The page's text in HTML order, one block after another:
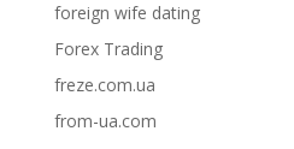
foreign wife dating
Forex Trading
freze.com.ua
from-ua.com